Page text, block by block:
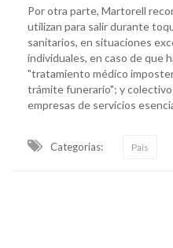
Por otra parte, Martorell
utilizan para salir durante
sanitarios, en situaciones
individuales, en caso de que
"tratamiento médico
trámite funerario"; y
empresas de servicios
Categorias: País